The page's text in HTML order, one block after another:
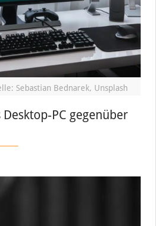
Sebastian Bednarek, Unsplash
PC gegenüber